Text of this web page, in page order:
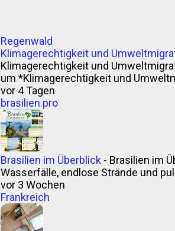
Regenwald
Klimagerechtigkeit und
Klimagerechtigkeit und
um *Klimagerechtigkeit und
vor 4 Tagen
brasilien.pro
Brasilien im Überblick - Brasilien im
Wasserfälle, endlose Strände und
vor 3 Wochen
Frankreich